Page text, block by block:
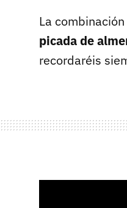
La
picada de
recordaréis